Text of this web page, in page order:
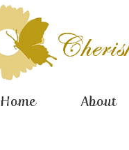
Home About